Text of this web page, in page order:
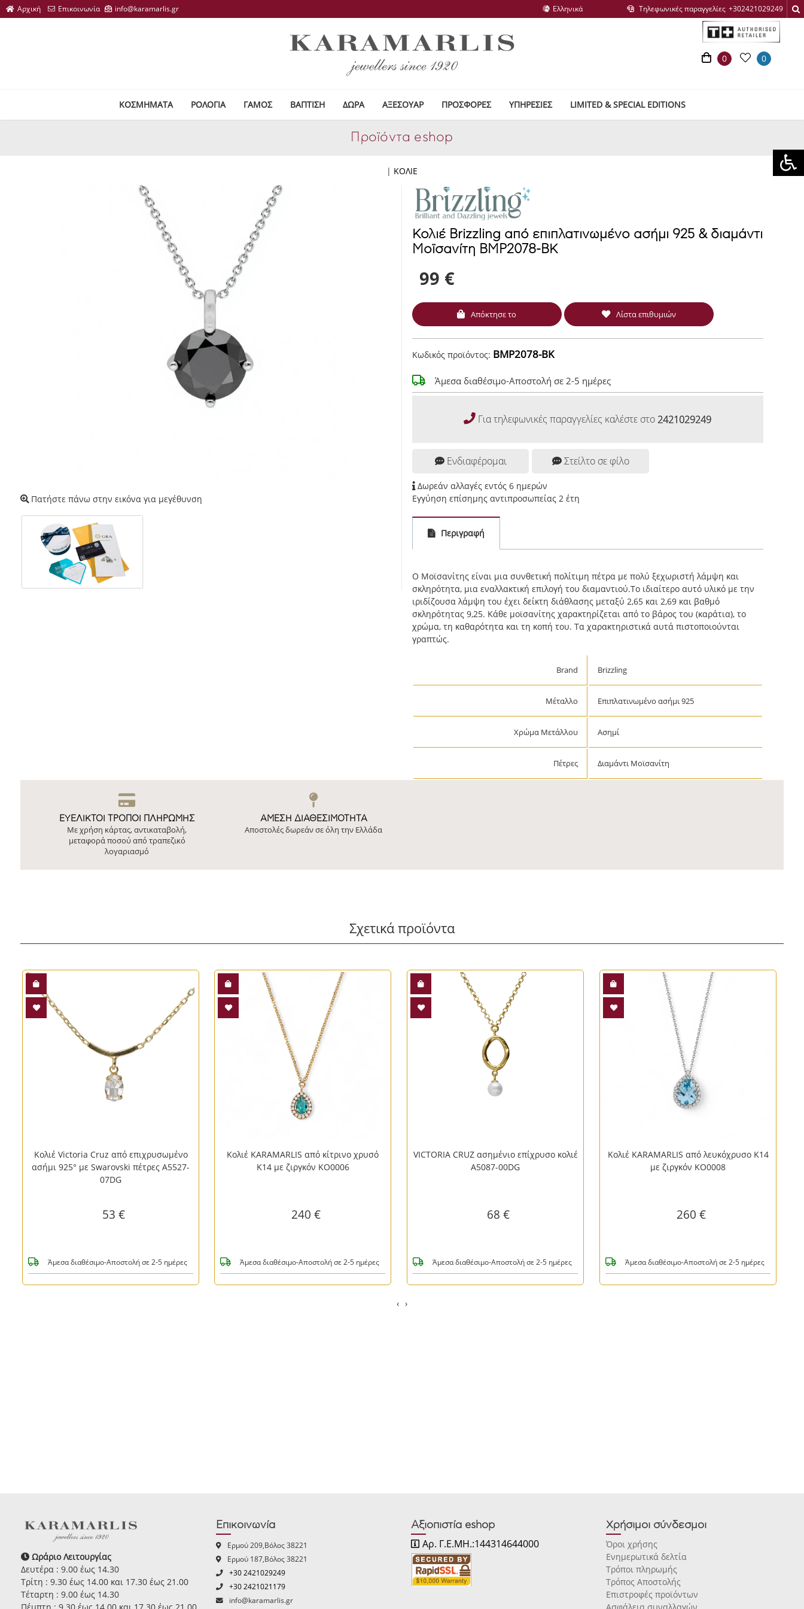
Τηλεφωνικές παραγγελίες
0 0
ΚΟΣΜΗΜΑΤΑ ΡΟΛΟΓΙΑ ΓΑΜΟΣ ΒΑΠΤΙΣΗ ΔΩΡΑ ΑΞΕΣΟΥΑΡ ΠΡΟΣΦΟΡΕΣ ΥΠΗΡΕΣΙΕΣ LIMITED & SPECIAL EDITIONS
Προϊόντα eshop
| ΚΟΛΙΕ
Πατήστε πάνω στην εικόνα για μεγέθυνση
Κολιέ Brizzling από επιπλατινωμένο ασήμι 925 & διαμάντι
Μοϊσανίτη BMP2078-BK
99 €
Απόκτησε το Λίστα επιθυμιών
Κωδικός προϊόντος: BMP2078-BK
Άμεσα διαθέσιμο-Αποστολή σε 2-5 ημέρες
Για τηλεφωνικές παραγγελίες καλέστε στο 2421029249
Ενδιαφέρομαι Στείλτο σε φίλο
Δωρεάν αλλαγές εντός 6 ημερών
Εγγύηση επίσημης αντιπροσωπείας 2 έτη
Περιγραφή
Ο Μοϊσανίτης είναι μια συνθετική πολίτιμη πέτρα με πολύ ξεχωριστή λάμψη και
σκληρότητα, μια εναλλακτική επιλογή του διαμαντιού.Το ιδιαίτερο αυτό υλικό με την
ιριδίζουσα λάμψη του έχει δείκτη διάθλασης μεταξύ 2,65 και 2,69 και βαθμό
σκληρότητας 9,25. Κάθε μοϊσανίτης χαρακτηρίζεται από το βάρος του (καράτια), το
χρώμα, τη καθαρότητα και τη κοπή του. Τα χαρακτηριστικά αυτά πιστοποιούνται
γραπτώς.
Brand Brizzling
Μέταλλο Επιπλατινωμένο ασήμι 925
Χρώμα Μετάλλου Ασημί
Πέτρες Διαμάντι Μοϊσανίτη
ΕΥΕΛΙΚΤΟΙ ΤΡΟΠΟΙ ΠΛΗΡΩΜΗΣ
Με χρήση κάρτας, αντικαταβολή,
μεταφορά ποσού από τραπεζικό
λογαριασμό
ΆΜΕΣΗ ΔΙΑΘΕΣΙΜΌΤΗΤΑ
Αποστολές δωρεάν σε όλη την Ελλάδα
Σχετικά προϊόντα
Κολιέ Victoria Cruz από επιχρυσωμένο
ασήμι 925° με Swarovski πέτρες A5527-
07DG
53 €
Άμεσα διαθέσιμο-Αποστολή σε 2-5 ημέρες
Κολιέ KARAMARLIS από κίτρινο χρυσό
Κ14 με ζιργκόν KO0006
240 €
Άμεσα διαθέσιμο-Αποστολή σε 2-5 ημέρες
VICTORIA CRUZ ασημένιο επίχρυσο κολιέ
A5087-00DG
68 €
Άμεσα διαθέσιμο-Αποστολή σε 2-5 ημέρες
Κολιέ KARAMARLIS από λευκόχρυσο Κ14
με ζιργκόν KO0008
260 €
Άμεσα διαθέσιμο-Αποστολή σε 2-5 ημέρες
‹ ›
Ωράριο Λειτουργίας
Δευτέρα : 9.00 έως 14.30
Τρίτη : 9.30 έως 14.00 και 17.30 έως 21.00
Τέταρτη : 9.00 έως 14.30
Επικοινωνία
Ερμού 209,Βόλος 38221
Ερμού 187,Βόλος 38221
+30 2421029249
+30 2421021179
info@karamarlis.gr
Αξιοπιστία eshop
Αρ. Γ.Ε.ΜΗ.:144314644000
Χρήσιμοι σύνδεσμοι
Όροι χρήσης
Ενημερωτικά δελτία
Τρόποι πληρωμής
Τρόπος Αποστολής
Επιστροφές προϊόντων